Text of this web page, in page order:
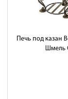
Печь под казан
Шмель